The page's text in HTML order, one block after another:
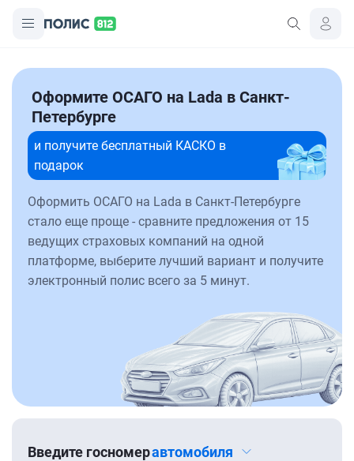
Оформите ОСАГО на Lada в Санкт-
Петербурге
и получите бесплатный КАСКО в
подарок
Оформить ОСАГО на Lada в Санкт-Петербурге
стало еще проще - сравните предложения от 15
ведущих страховых компаний на одной
платформе, выберите лучший вариант и получите
электронный полис всего за 5 минут.
Введите госномеравтомобиля